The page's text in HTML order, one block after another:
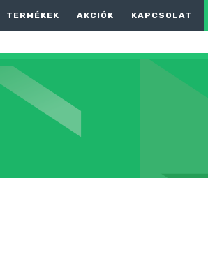
TERMÉKEK AKCIÓK KAPCSOLAT